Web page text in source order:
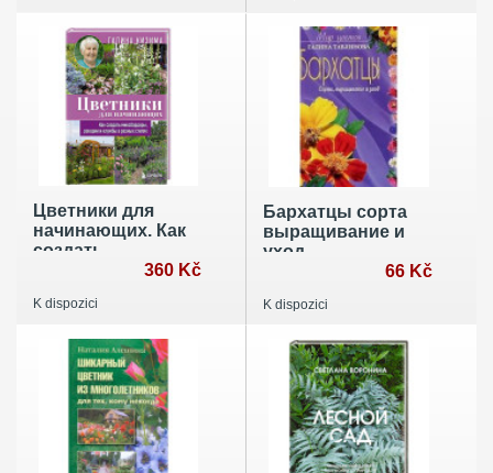
Цветники для
начинающих. Как
создать
миксбордеры,
в разных стилях
360 Kč
K dispozici
Бархатцы сорта
выращивание и
уход
66 Kč
K dispozici